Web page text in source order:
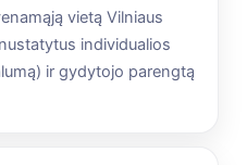
vietą Vilniaus
individualios
ir gydytojo parengtą